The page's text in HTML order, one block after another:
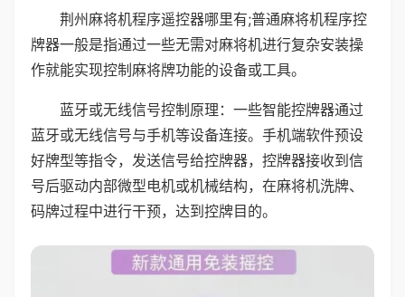
荆州麻将机程序遥控器哪里有;普通麻将机程序控
牌器一般是指通过一些无需对麻将机进行复杂安装操
作就能实现控制麻将牌功能的设备或工具。
蓝牙或无线信号控制原理：一些智能控牌器通过
蓝牙或无线信号与手机等设备连接。手机端软件预设
好牌型等指令，发送信号给控牌器，控牌器接收到信
号后驱动内部微型电机或机械结构，在麻将机洗牌、
码牌过程中进行干预，达到控牌目的。